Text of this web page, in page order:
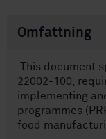
Omfattning
This document
22002-100,
implementing
programmes
food